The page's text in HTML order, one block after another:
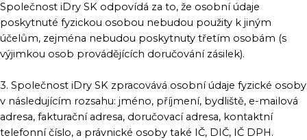
Společnost iDry SK odpovídá za to, že osobní údaje
poskytnuté fyzickou osobou nebudou použity k jiným
účelům, zejména nebudou poskytnuty třetím osobám (s
výjimkou osob provádějících doručování zásilek).
3. Společnost iDry SK zpracovává osobní údaje fyzické osoby
v následujícím rozsahu: jméno, příjmení, bydliště, e-mailová
adresa, fakturační adresa, doručovací adresa, kontaktní
telefonní číslo, a právnické osoby také IČ, DIČ, IČ DPH.